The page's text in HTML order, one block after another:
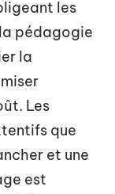
les
pédagogie
la
Les
que
et une
est